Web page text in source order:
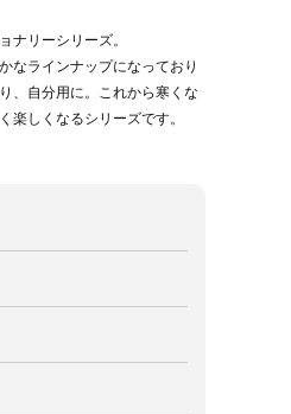
ナリーシリーズ。
なラインナップになっており
、自分用に。これから寒くな
楽しくなるシリーズです。